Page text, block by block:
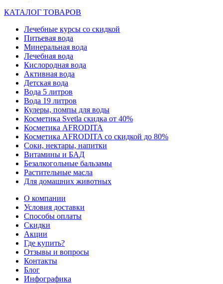
КАТАЛОГ ТОВАРОВ
Лечебные курсы со скидкой
Питьевая вода
Минеральная вода
Лечебная вода
Кислородная вода
Активная вода
Детская вода
Вода 5 литров
Вода 19 литров
Кулеры, помпы для воды
Косметика Svetla скидка от 40%
Косметика AFRODITA
Косметика AFRODITA со скидкой до 80%
Соки, нектары, напитки
Витамины и БАД
Безалкогольные бальзамы
Растительные масла
Для домашних животных
О компании
Условия доставки
Способы оплаты
Скидки
Акции
Где купить?
Отзывы и вопросы
Контакты
Блог
Инфографика